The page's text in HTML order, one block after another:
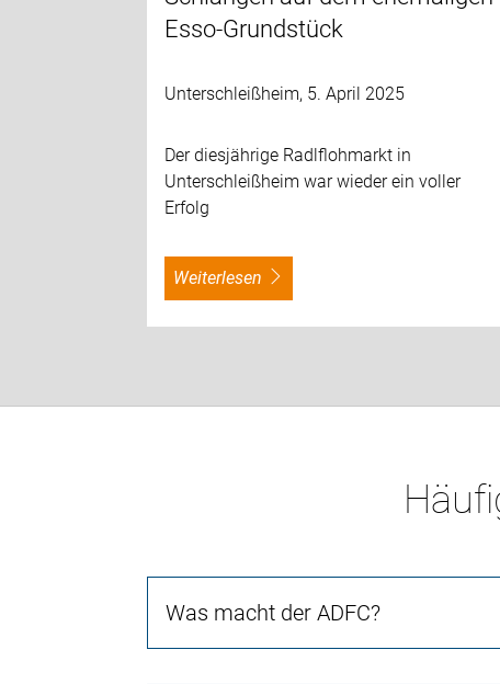
Esso-Grundstück
Unterschleißheim, 5. April 2025
Der diesjährige Radlflohmarkt in
Unterschleißheim war wieder ein voller
Erfolg
weiterlesen
Was macht der ADFC?